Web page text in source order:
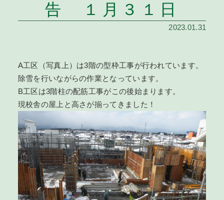
告 １月３１日
2023.01.31
A工区（写真上）は3階の型枠工事が行われています。
除雪を行いながらの作業となっています。
B工区は3階柱の配筋工事がこの後始まります。
現校舎の屋上と高さが揃ってきました！